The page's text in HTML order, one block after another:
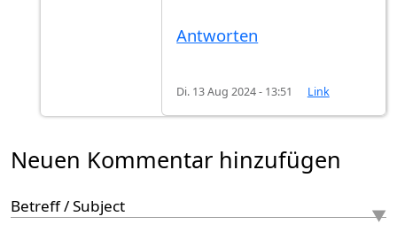
Antworten
Di. 13 Aug 2024 - 13:51 Link
Neuen Kommentar hinzufügen
Betreff / Subject